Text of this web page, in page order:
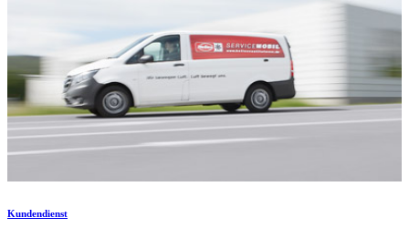
Kundendienst